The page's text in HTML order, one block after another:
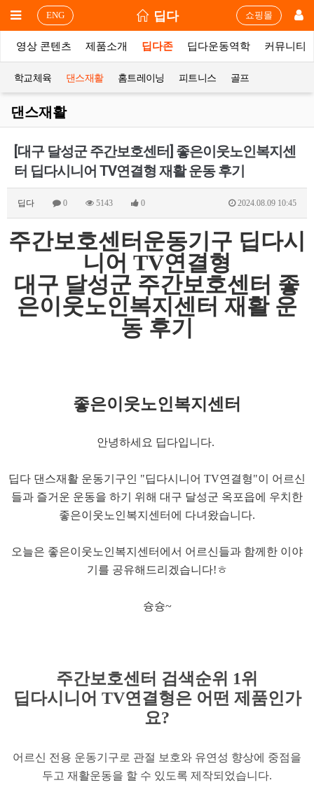
ENG 딥다 쇼핑몰
영상 콘텐츠 제품소개 딥다존 딥다운동역학 커뮤니티
학교체육 댄스재활 홈트레이닝 피트니스 골프
댄스재활
[대구 달성군 주간보호센터] 좋은이웃노인복지센
터 딥다시니어 TV연결형 재활 운동 후기
딥다 0 5143 0 2024.08.09 10:45
주간보호센터운동기구 딥다시
니어 TV연결형
대구 달성군 주간보호센터 좋
은이웃노인복지센터 재활 운
동 후기
좋은이웃노인복지센터
안녕하세요 딥다입니다.
딥다 댄스재활 운동기구인 "딥다시니어 TV연결형"이 어르신
들과 즐거운 운동을 하기 위해 대구 달성군 옥포읍에 우치한
좋은이웃노인복지센터에 다녀왔습니다.
오늘은 좋은이웃노인복지센터에서 어르신들과 함께한 이야
기를 공유해드리겠습니다!ㅎ
슝슝~
주간보호센터 검색순위 1위
딥다시니어 TV연결형은 어떤 제품인가
요?
어르신 전용 운동기구로 관절 보호와 유연성 향상에 중점을
두고 재활운동을 할 수 있도록 제작되었습니다.